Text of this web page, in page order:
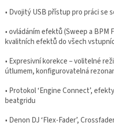
• Dvojitý USB přístup pro práci se
• ovládáním efektů (Sweep a BPM
kvalitních efektů do všech
• Expresivní korekce – volitelné
útlumem, konfigurovatelná
• Protokol ‘Engine Connect’,
beatgridu
• Denon DJ ‘Flex-Fader’,